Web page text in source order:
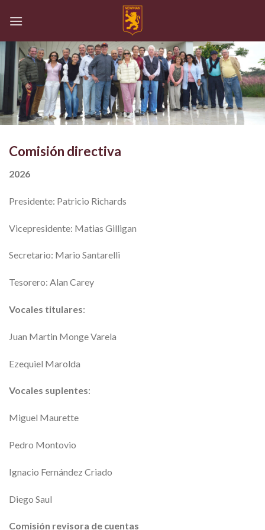
Comisión directiva
2026
Presidente: Patricio Richards
Vicepresidente: Matias Gilligan
Secretario: Mario Santarelli
Tesorero: Alan Carey
Vocales titulares:
Juan Martin Monge Varela
Ezequiel Marolda
Vocales suplentes:
Miguel Maurette
Pedro Montovio
Ignacio Fernández Criado
Diego Saul
Comisión revisora de cuentas